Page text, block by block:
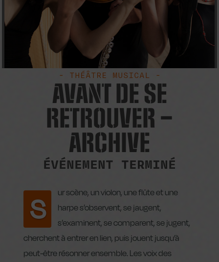
- THÉÂTRE MUSICAL -
AVANT DE SE
RETROUVER –
ARCHIVE
ÉVÉNEMENT TERMINÉ
S
ur scène, un violon, une flûte et une
harpe s’observent, se jaugent,
s’examinent, se comparent, se jugent,
cherchent à entrer en lien, puis jouent jusqu’à
peut-être résonner ensemble. Les voix des